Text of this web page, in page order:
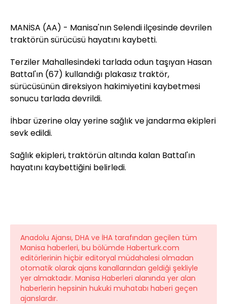
MANİSA (AA) - Manisa'nın Selendi ilçesinde devrilen
traktörün sürücüsü hayatını kaybetti.
Terziler Mahallesindeki tarlada odun taşıyan Hasan
Battal'ın (67) kullandığı plakasız traktör,
sürücüsünün direksiyon hakimiyetini kaybetmesi
sonucu tarlada devrildi.
İhbar üzerine olay yerine sağlık ve jandarma ekipleri
sevk edildi.
Sağlık ekipleri, traktörün altında kalan Battal'ın
hayatını kaybettiğini belirledi.
Anadolu Ajansı, DHA ve İHA tarafından geçilen tüm
Manisa haberleri, bu bölümde Haberturk.com
editörlerinin hiçbir editoryal müdahalesi olmadan
otomatik olarak ajans kanallarından geldiği şekliyle
yer almaktadır. Manisa Haberleri alanında yer alan
haberlerin hepsinin hukuki muhatabı haberi geçen
ajanslardır.